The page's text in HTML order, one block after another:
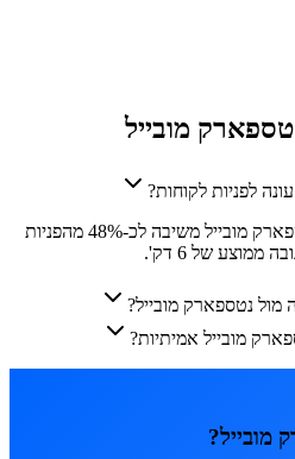
מובייל
לפניות לקוחות?
לפי הנתונים שאספנו, נטספארק מובייל משיבה לכ-48% מהפניות
ממוצע של 6 דק'.
מול נטספארק מובייל?
מובייל אמיתיות?
מובייל?